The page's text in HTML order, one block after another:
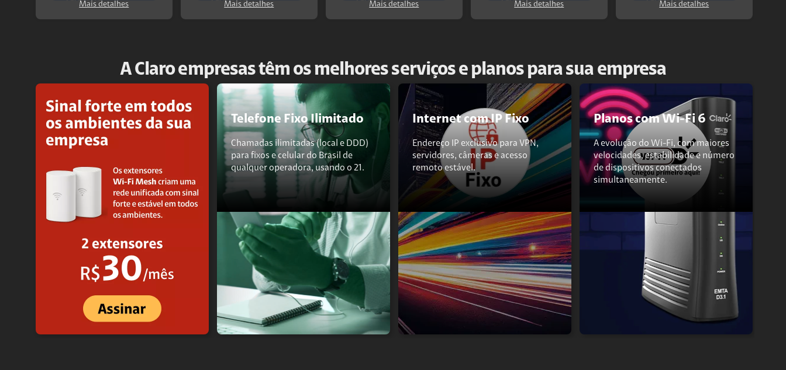
Mais detalhes Mais detalhes Mais detalhes Mais detalhes Mais detalhes
A Claro empresas têm os melhores serviços e planos para sua empresa
Telefone Fixo Ilimitado
Chamadas ilimitadas (local e DDD)
para fixos e celular do Brasil de
qualquer operadora, usando o 21.
Internet com IP Fixo
Endereço IP exclusivo para VPN,
servidores, câmeras e acesso
remoto estável.
Planos com Wi-Fi 6
A evolução do Wi-Fi, com maiores
velocidades, estabilidade e número
de dispositivos conectados
simultaneamente.